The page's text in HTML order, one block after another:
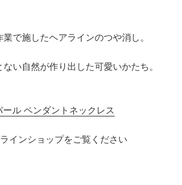
で施したヘアラインのつや消し。
い自然が作り出した可愛いかたち。
ル ペンダントネックレス
インショップをご覧ください